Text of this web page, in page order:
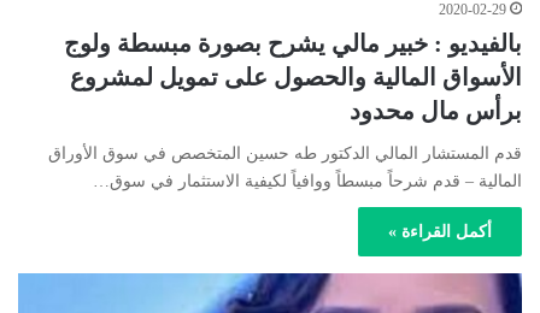
2020-02-29
بالفيديو : خبير مالي يشرح بصورة مبسطة ولوج
الأسواق المالية والحصول على تمويل لمشروع
برأس مال محدود
قدم المستشار المالي الدكتور طه حسين المتخصص في سوق الأوراق
المالية – قدم شرحاً مبسطاً ووافياً لكيفية الاستثمار في سوق…
أكمل القراءة »